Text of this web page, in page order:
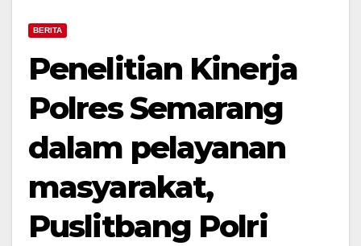
BERITA
Penelitian Kinerja
Polres Semarang
dalam pelayanan
masyarakat,
Puslitbang Polri